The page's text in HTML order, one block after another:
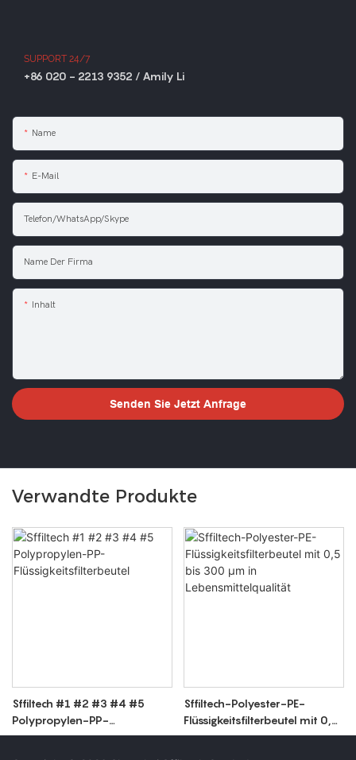
SUPPORT 24/7
+86 020 - 2213 9352 / Amily Li
Name
E-Mail
Telefon/WhatsApp/Skype
Name Der Firma
Inhalt
Senden Sie Jetzt Anfrage
Verwandte Produkte
Sffiltech #1 #2 #3 #4 #5
Polypropylen-PP-
Flüssigkeitsfilterbeutel
Sffiltech-Polyester-PE-
Flüssigkeitsfilterbeutel mit 0,5
bis 300 μm in